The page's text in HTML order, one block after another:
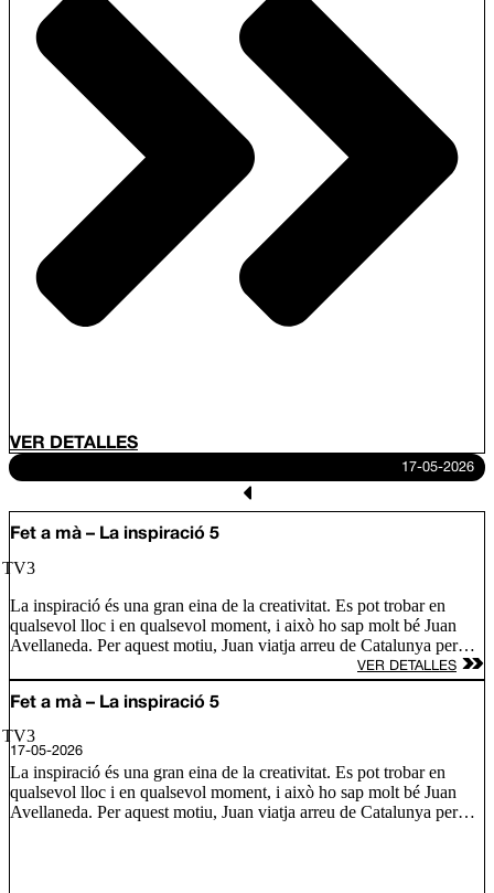
VER DETALLES
17-05-2026
Fet a mà – La inspiració 5
TV3
La inspiració és una gran eina de la creativitat. Es pot trobar en
qualsevol lloc i en qualsevol moment, i això ho sap molt bé Juan
Avellaneda. Per aquest motiu, Juan viatja arreu de Catalunya per
conèixer les fonts d’inspiració de tres nous artesans i descobrim com
s’inspira Lily Brick, una artista d’alçada amb murals arreu del món;
Ramón Monegal, un perfumista que defensa que l’olor és
únique.
VER DETALLES
Fet a mà – La inspiració 5
TV3
17-05-2026
La inspiració és una gran eina de la creativitat. Es pot trobar en
qualsevol lloc i en qualsevol moment, i això ho sap molt bé Juan
Avellaneda. Per aquest motiu, Juan viatja arreu de Catalunya per